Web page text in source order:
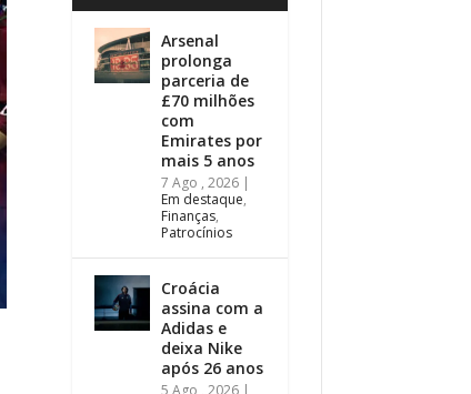
Arsenal
prolonga
parceria de
£70 milhões
com
Emirates por
mais 5 anos
7 Ago , 2026 |
Em destaque,
Finanças,
Patrocínios
Croácia
assina com a
Adidas e
deixa Nike
após 26 anos